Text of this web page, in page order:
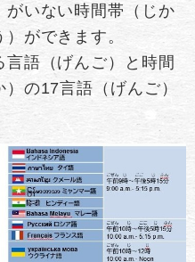
いない時間帯（じか
ができます。
語（げんご）と時間
の17言語（げんご）